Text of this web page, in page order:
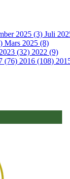
2025 (3) Juli
Mars 2025 (8)
2023 (32) 2022 (9)
(76) 2016 (108)